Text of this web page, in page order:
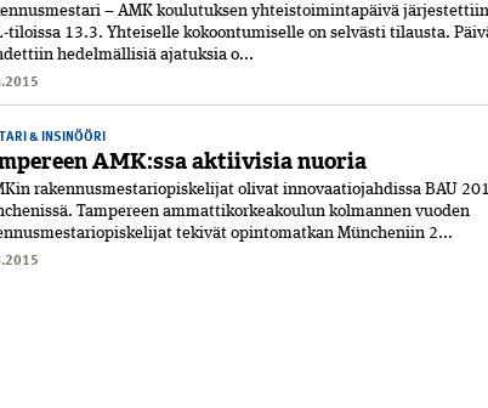
– AMK koulutuksen yhteistoimintapäivä
tiloissa 13.3. Yhteiselle kokoontumiselle on selvästi tilausta.
hedelmällisiä ajatuksia o...
& INSINÖÖRI
AMK:ssa aktiivisia nuoria
rakennusmestariopiskelijat olivat innovaatiojahdissa BAU
Tampereen ammattikorkeakoulun kolmannen vuoden
tekivät opintomatkan Müncheniin 2...